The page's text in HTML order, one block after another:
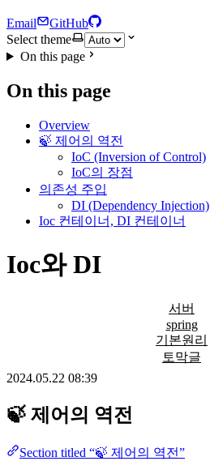
Email
GitHub
Select theme
On this page
On this page
Overview
🍃 제어의 역전
IoC (Inversion of Control)
IoC의 장점
의존성 주입
DI (Dependency Injection)
Ioc 컨테이너, DI 컨테이너
Ioc와 DI
서버
spring
기본원리
토막글
2024.05.22 08:39
🍃 제어의 역전
Section titled “🍃 제어의 역전”